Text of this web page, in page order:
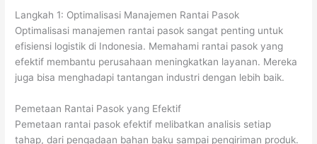
Langkah 1: Optimalisasi Manajemen Rantai Pasok
Optimalisasi manajemen rantai pasok sangat penting untuk
efisiensi logistik di Indonesia. Memahami rantai pasok yang
efektif membantu perusahaan meningkatkan layanan. Mereka
juga bisa menghadapi tantangan industri dengan lebih baik.
Pemetaan Rantai Pasok yang Efektif
Pemetaan rantai pasok efektif melibatkan analisis setiap
tahap, dari pengadaan bahan baku sampai pengiriman produk.